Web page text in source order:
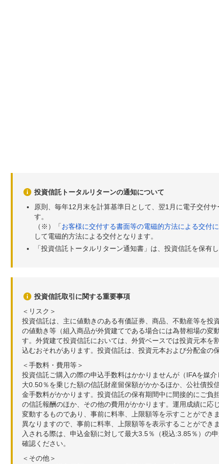
投資信託トータルリターンの通知について
原則、毎年12月末を計算基準日として、翌1月に電子交付
す。
（※）「お客様に交付する書面等の電磁的方法による交付
して電磁的方法による交付となります。
「投資信託トータルリターン通知書」は、投資信託を保有
投資信託取引に関する重要事項
＜リスク＞
投資信託は、主に値動きのある有価証券、商品、不動産等を
の値動き等（組入商品が外貨建てである場合には為替相場の
す。外貨建て投資信託においては、外貨ベースでは投資元本
込むおそれがあります。投資信託は、投資元本および分配金の
＜手数料・費用等＞
投資信託ご購入の際の申込手数料はかかりませんが（IFAを媒
大0.50％を乗じた額の信託財産留保額がかかるほか、公社債
金手数料がかかります。投資信託の保有期間中に間接的にご
の信託報酬のほか、その他の費用がかかります。運用成績に
変動するものであり、事前に料率、上限額等を示すことがで
異なりますので、事前に料率、上限額等を表示することがで
入される際は、申込金額に対して最大3.5％（税込:3.85％）の
確認ください。
＜その他＞